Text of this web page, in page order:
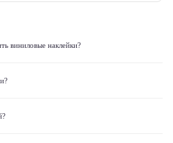
виниловые наклейки?